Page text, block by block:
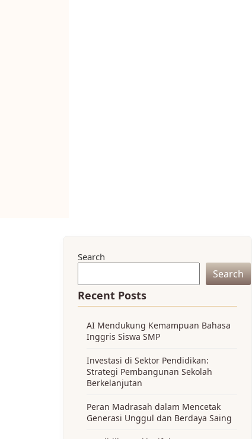
Search
Search
Recent Posts
AI Mendukung Kemampuan Bahasa
Inggris Siswa SMP
Investasi di Sektor Pendidikan:
Strategi Pembangunan Sekolah
Berkelanjutan
Peran Madrasah dalam Mencetak
Generasi Unggul dan Berdaya Saing